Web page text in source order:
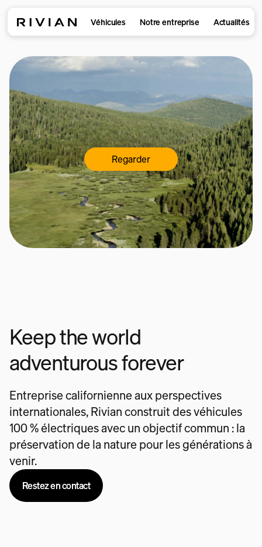
Véhicules Notre entreprise Actualités
Regarder
Keep the world
adventurous forever
Entreprise californienne aux perspectives
internationales, Rivian construit des véhicules
100 % électriques avec un objectif commun : la
préservation de la nature pour les générations à
venir.
Restez en contact